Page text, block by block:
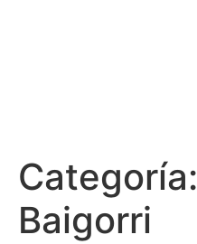
Categoría:
Baigorri